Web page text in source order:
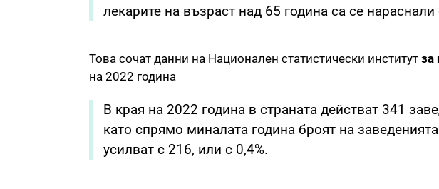
лекарите на възраст над 65 година са се
Това сочат данни на Национален статистически институт за
на 2022 година
В края на 2022 година в страната действат 341
като спрямо миналата година броят на
усилват с 216, или с 0,4%.